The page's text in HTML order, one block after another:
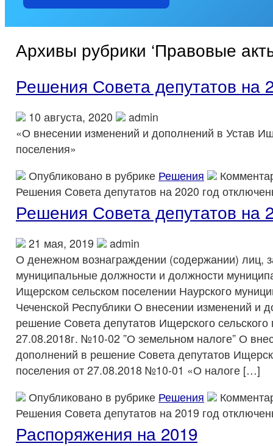
Архивы рубрики ‘Правовые
Решения Совета депутатов на
10 августа, 2020
admin
«О внесении изменений и дополнений в Устав
поселения»
Опубликовано в рубрике Решения
Решения Совета депутатов на 2020 год
Решения Совета депутатов на
21 мая, 2019
admin
О денежном вознаграждении (содержании)
муниципальные должности и должности
Ищерском сельском поселении Наурского
Чеченской Республики О внесении изменений и
решение Совета депутатов Ищерского сельского
27.08.2018г. №10-02 ”О земельном налоге” О
дополнений в решение Совета депутатов
поселения от 27.08.2018 №10-01 «О налоге […]
Опубликовано в рубрике Решения
Решения Совета депутатов на 2019 год
Распоряжения на 2019